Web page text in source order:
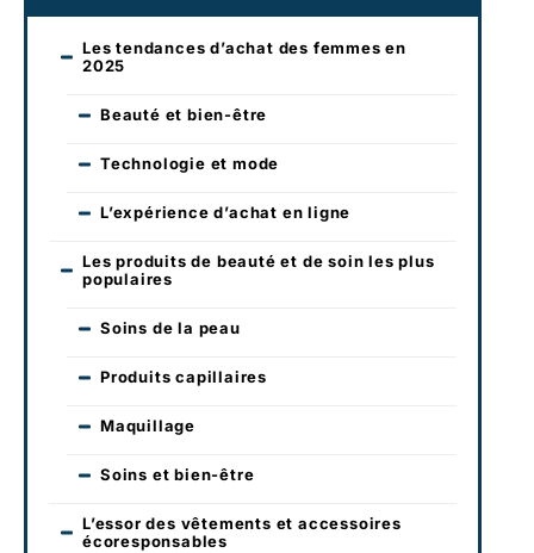
Les tendances d’achat des femmes en
2025
Beauté et bien-être
Technologie et mode
L’expérience d’achat en ligne
Les produits de beauté et de soin les plus
populaires
Soins de la peau
Produits capillaires
Maquillage
Soins et bien-être
L’essor des vêtements et accessoires
écoresponsables